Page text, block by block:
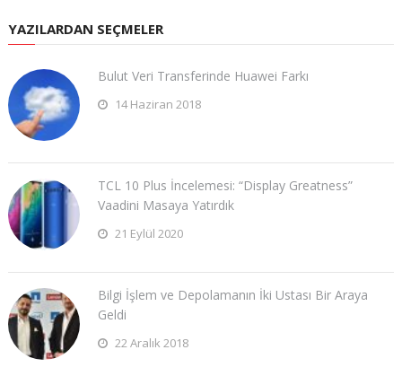
YAZILARDAN SEÇMELER
Bulut Veri Transferinde Huawei Farkı
14 Haziran 2018
TCL 10 Plus İncelemesi: “Display Greatness”
Vaadini Masaya Yatırdık
21 Eylül 2020
Bilgi İşlem ve Depolamanın İki Ustası Bir Araya
Geldi
22 Aralık 2018